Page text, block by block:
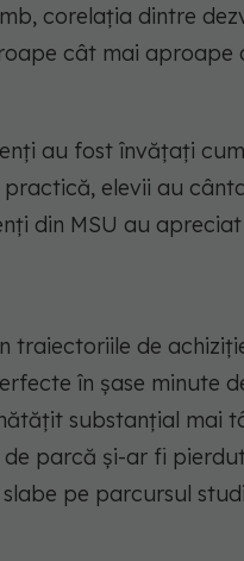
corelația dintre
cât mai aproape
au fost învățați
elevii au
din MSU au
traiectoriile de
în șase minute
substanțial mai
de parcă și-ar fi
pe parcursul